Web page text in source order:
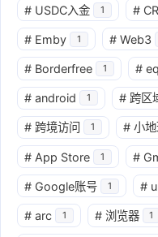
# USDC入金 1 #
# Emby 1 # Web3
# Borderfree 1 #
# android 1 # 跨区
# 跨境访问 1 # 小
# App Store 1 #
# Google账号 1 #
# arc 1 # 浏览器 1